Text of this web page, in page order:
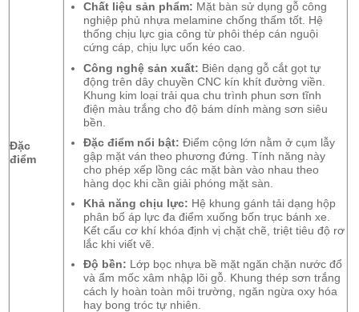
Đặc
điểm
Chất liệu sản phẩm: Mặt bàn sử dụng gỗ công
nghiệp phủ nhựa melamine chống thấm tốt. Hệ
thống chịu lực gia công từ phôi thép cán nguội
cứng cáp, chịu lực uốn kéo cao.
Công nghệ sản xuất: Biên dạng gỗ cắt gọt tự
động trên dây chuyền CNC kín khít đường viền.
Khung kim loại trải qua chu trình phun sơn tĩnh
điện màu trắng cho độ bám dính màng sơn siêu
bền.
Đặc điểm nổi bật: Điểm cộng lớn nằm ở cụm lẫy
gập mặt ván theo phương đứng. Tính năng này
cho phép xếp lồng các mặt bàn vào nhau theo
hàng dọc khi cần giải phóng mặt sàn.
Khả năng chịu lực: Hệ khung gánh tải dạng hộp
phân bổ áp lực đa điểm xuống bốn trục bánh xe.
Kết cấu cơ khí khóa định vị chặt chẽ, triệt tiêu độ rơ
lắc khi viết vẽ.
Độ bền: Lớp bọc nhựa bề mặt ngăn chặn nước đổ
và ẩm mốc xâm nhập lõi gỗ. Khung thép sơn trắng
cách ly hoàn toàn môi trường, ngăn ngừa oxy hóa
hay bong tróc tự nhiên.